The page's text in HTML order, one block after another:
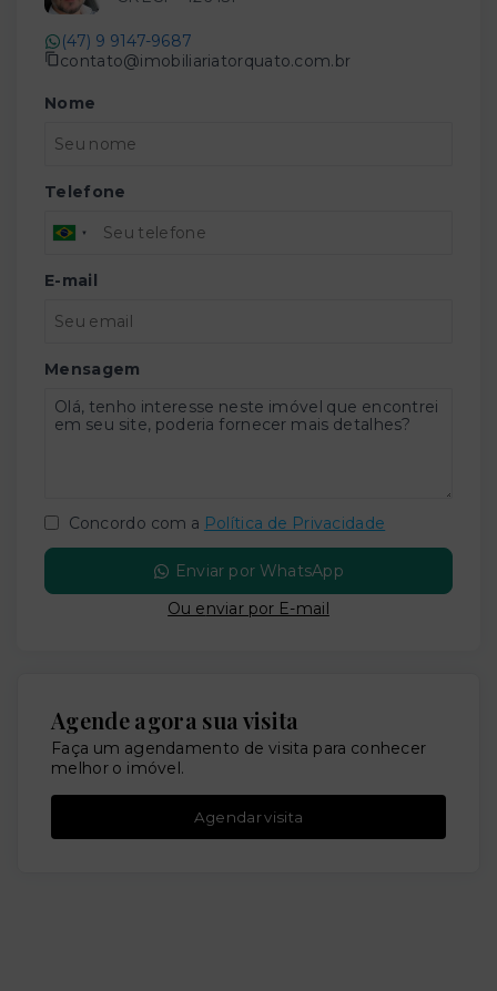
(47) 9 9147-9687
contato@imobiliariatorquato.com.br
Nome
Telefone
E-mail
Mensagem
Concordo com a Política de Privacidade
Enviar por WhatsApp
Ou enviar por E-mail
Agende agora sua visita
Faça um agendamento de visita para conhecer
melhor o imóvel.
Agendar visita